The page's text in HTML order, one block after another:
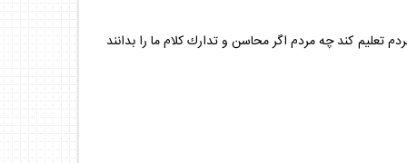
تعليم كند چه مردم اگر محاسن و تدارك كلام ما را بدانند